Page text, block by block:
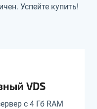
Успейте купить!
VDS
с 4 Гб RAM